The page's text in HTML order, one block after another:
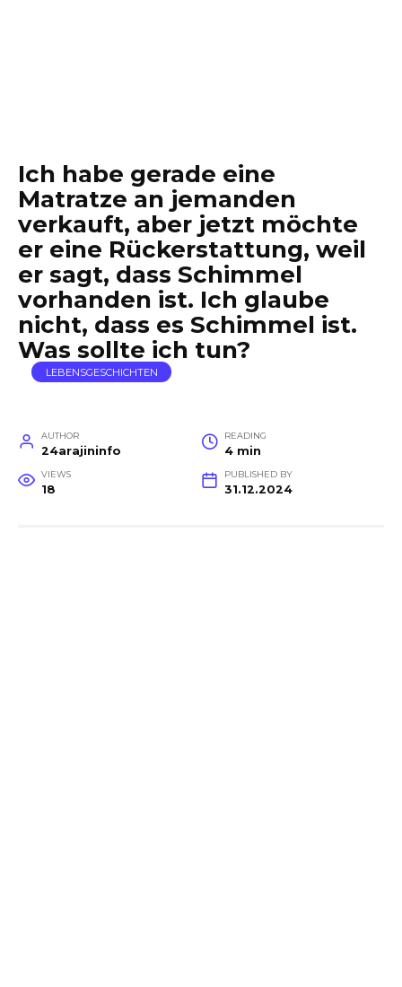
Ich habe gerade eine
Matratze an jemanden
verkauft, aber jetzt möchte
er eine Rückerstattung, weil
er sagt, dass Schimmel
vorhanden ist. Ich glaube
nicht, dass es Schimmel ist.
Was sollte ich tun?
LEBENSGESCHICHTEN
AUTHOR
24arajininfo
READING
4 min
VIEWS
18
PUBLISHED BY
31.12.2024